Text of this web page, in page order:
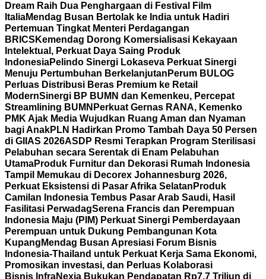
Dream Raih Dua Penghargaan di Festival Film
ItaliaMendag Busan Bertolak ke India untuk Hadiri
Pertemuan Tingkat Menteri Perdagangan
BRICS Kemendag Dorong Komersialisasi Kekayaan
Intelektual, Perkuat Daya Saing Produk
IndonesiaPelindo Sinergi Lokaseva Perkuat Sinergi
Menuju Pertumbuhan Berkelanjutan Perum BULOG
Perluas Distribusi Beras Premium ke Retail
ModernSinergi BP BUMN dan Kemenkeu, Percepat
Streamlining BUMN Perkuat Gernas RANA, Kemenko
PMK Ajak Media Wujudkan Ruang Aman dan Nyaman
bagi AnakPLN Hadirkan Promo Tambah Daya 50 Persen
di GIIAS 2026ASDP Resmi Terapkan Program Sterilisasi
Pelabuhan secara Serentak di Enam Pelabuhan
UtamaProduk Furnitur dan Dekorasi Rumah Indonesia
Tampil Memukau di Decorex Johannesburg 2026,
Perkuat Eksistensi di Pasar Afrika Selatan Produk
Camilan Indonesia Tembus Pasar Arab Saudi, Hasil
Fasilitasi PerwadagSerena Francis dan Perempuan
Indonesia Maju (PIM) Perkuat Sinergi Pemberdayaan
Perempuan untuk Dukung Pembangunan Kota
Kupang Mendag Busan Apresiasi Forum Bisnis
Indonesia-Thailand untuk Perkuat Kerja Sama Ekonomi,
Promosikan investasi, dan Perluas Kolaborasi
Bisnis InfraNexia Bukukan Pendapatan Rp7,7 Triliun di